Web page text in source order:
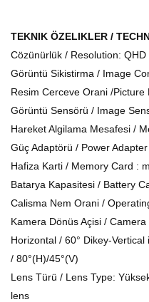
TEKNIK ÖZELIKLER /
Cözünürlük / Resolution: QHD
Görüntü Sikistirma / Image
Resim Cerceve Orani /Picture
Görüntü Sensörü / Image
Hareket Algilama Mesafesi /
Güç Adaptörü / Power
Hafiza Karti / Memory Card :
Batarya Kapasitesi / Battery
Calisma Nem Orani /
Kamera Dönüs Açisi /
Horizontal / 60° Dikey-
/ 80°(H)/45°(V)
Lens Türü / Lens Type:
lens